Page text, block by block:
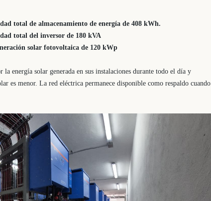
total de almacenamiento de energía de 408 kWh.
total del inversor de 180 kVA
solar fotovoltaica de 120 kWp
energía solar generada en sus instalaciones durante todo el día y
es menor. La red eléctrica permanece disponible como respaldo cuando